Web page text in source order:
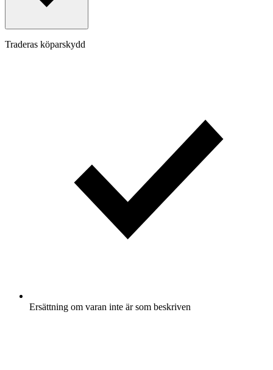
Traderas köparskydd
Ersättning om varan inte är som beskriven